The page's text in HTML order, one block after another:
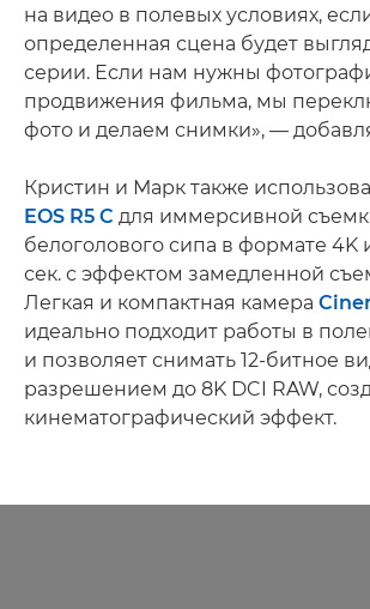
на видео в полевых условиях,
определенная сцена будет
серии. Если нам нужны
продвижения фильма, мы
фото и делаем снимки», —
Кристин и Марк также
EOS R5 C для иммерсивной
белоголового сипа в формате 4K
сек. с эффектом замедленной
Легкая и компактная камера
идеально подходит работы в
и позволяет снимать 12-битное
разрешением до 8K DCI RAW,
кинематографический эффект.